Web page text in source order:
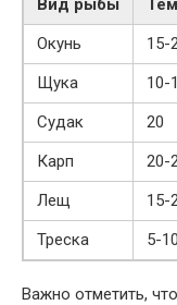
Окунь
15-
Щука
10-
Судак
20
Карп
20-
Лещ
15-
Треска
5-10
Важно отметить,